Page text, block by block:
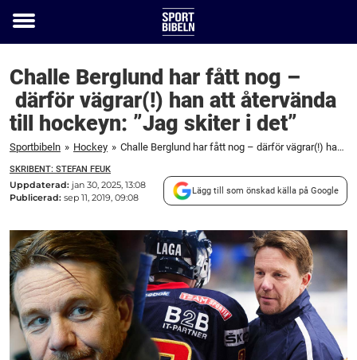
Toggle
Challe Berglund har fått nog –
därför vägrar(!) han att återvända
till hockeyn: ”Jag skiter i det”
Sportbibeln » Hockey » Challe Berglund har fått nog – därför vägrar(!) han att återvända till hockeyn: "Jag skiter i det"
SKRIBENT: STEFAN FEUK
Uppdaterad: jan 30, 2025, 13:08
Publicerad: sep 11, 2019, 09:08
Lägg till som önskad källa på Google